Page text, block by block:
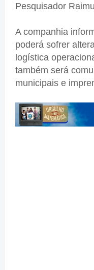
Pesquisador
A companhia
poderá sofrer
logística
também será
municipais e